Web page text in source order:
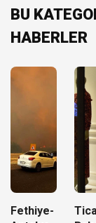
BU
HABERLER
Fethiye-